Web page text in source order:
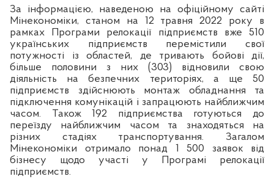
За інформацією, наведеною на офіційному сайті
Мінекономіки, станом на 12 травня 2022 року в
рамках Програми релокації підприємств вже 510
українських підприємств перемістили свої
потужності із областей, де тривають бойові дії,
більше половини з них (303) відновили свою
діяльність на безпечних територіях, а ще 50
підприємств здійснюють монтаж обладнання та
підключення комунікацій і запрацюють найближчим
часом.
Також 192 підприємства готуються до
переїзду найближчим часом та знаходяться на
різних стадіях транспортування.
Загалом
Мінекономіки отримало понад 1 500 заявок від
бізнесу щодо участі у Програмі релокації
підприємств.